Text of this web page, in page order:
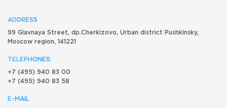
ADDRESS
99 Glavnaya Street, dp.Cherkizovo, Urban district Pushkinsky,
Moscow region, 141221
TELEPHONES:
+7 (495) 940 83 00
+7 (495) 940 83 58
E-MAIL